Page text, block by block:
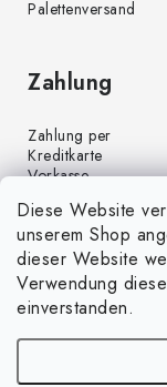
Diese Website
unserem Shop
dieser Website
Verwendung
einverstanden.
Palettenversand
Zahlung
Zahlung per
Kreditkarte
Vorkasse
Zahlung per PayPal
Nachnahme